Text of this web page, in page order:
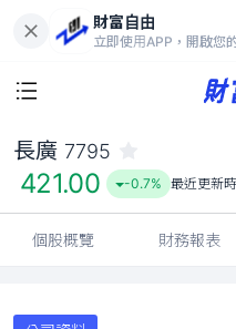
財富自由
立即使用APP，開啟您
421.00
長廣 7795
421.00 -0.7% 最近更新
個股概覽 財務報表